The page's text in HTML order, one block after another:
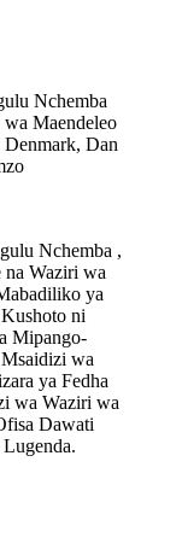
Nchemba
Maendeleo
Dan
Nchemba ,
Waziri wa
ya
ni
Mipango-
wa
ya Fedha
wa Waziri wa
Dawati